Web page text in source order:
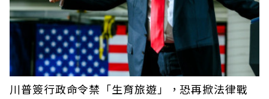
川普簽行政命令禁「生育旅遊」，恐再掀法律戰